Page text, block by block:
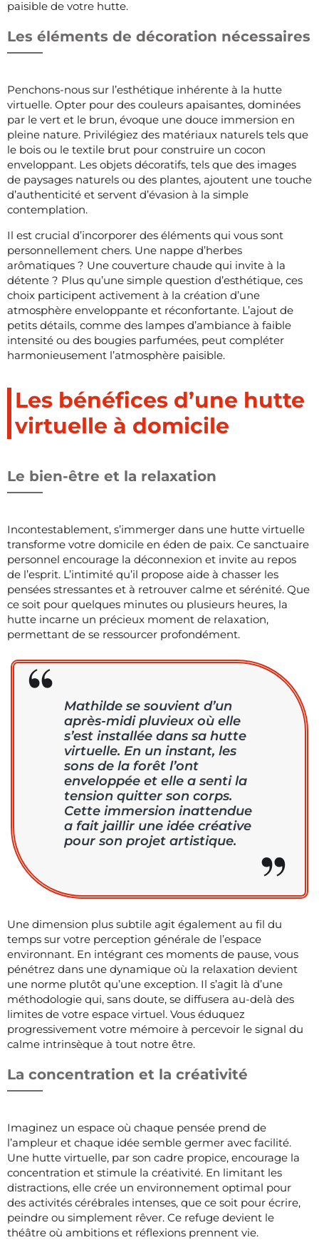
paisible de votre hutte.
Les éléments de décoration nécessaires
Penchons-nous sur l’esthétique inhérente à la hutte
virtuelle. Opter pour des couleurs apaisantes, dominées
par le vert et le brun, évoque une douce immersion en
pleine nature. Privilégiez des matériaux naturels tels que
le bois ou le textile brut pour construire un cocon
enveloppant. Les objets décoratifs, tels que des images
de paysages naturels ou des plantes, ajoutent une touche
d’authenticité et servent d’évasion à la simple
contemplation.
Il est crucial d’incorporer des éléments qui vous sont
personnellement chers. Une nappe d’herbes
arômatiques ? Une couverture chaude qui invite à la
détente ? Plus qu’une simple question d’esthétique, ces
choix participent activement à la création d’une
atmosphère enveloppante et réconfortante. L’ajout de
petits détails, comme des lampes d’ambiance à faible
intensité ou des bougies parfumées, peut compléter
harmonieusement l’atmosphère paisible.
Les bénéfices d’une hutte
virtuelle à domicile
Le bien-être et la relaxation
Incontestablement, s’immerger dans une hutte virtuelle
transforme votre domicile en éden de paix. Ce sanctuaire
personnel encourage la déconnexion et invite au repos
de l’esprit. L’intimité qu’il propose aide à chasser les
pensées stressantes et à retrouver calme et sérénité. Que
ce soit pour quelques minutes ou plusieurs heures, la
hutte incarne un précieux moment de relaxation,
permettant de se ressourcer profondément.
Mathilde se souvient d’un
après-midi pluvieux où elle
s’est installée dans sa hutte
virtuelle. En un instant, les
sons de la forêt l’ont
enveloppée et elle a senti la
tension quitter son corps.
Cette immersion inattendue
a fait jaillir une idée créative
pour son projet artistique.
Une dimension plus subtile agit également au fil du
temps sur votre perception générale de l’espace
environnant. En intégrant ces moments de pause, vous
pénétrez dans une dynamique où la relaxation devient
une norme plutôt qu’une exception. Il s’agit là d’une
méthodologie qui, sans doute, se diffusera au-delà des
limites de votre espace virtuel. Vous éduquez
progressivement votre mémoire à percevoir le signal du
calme intrinsèque à tout notre être.
La concentration et la créativité
Imaginez un espace où chaque pensée prend de
l’ampleur et chaque idée semble germer avec facilité.
Une hutte virtuelle, par son cadre propice, encourage la
concentration et stimule la créativité. En limitant les
distractions, elle crée un environnement optimal pour
des activités cérébrales intenses, que ce soit pour écrire,
peindre ou simplement rêver. Ce refuge devient le
théâtre où ambitions et réflexions prennent vie.